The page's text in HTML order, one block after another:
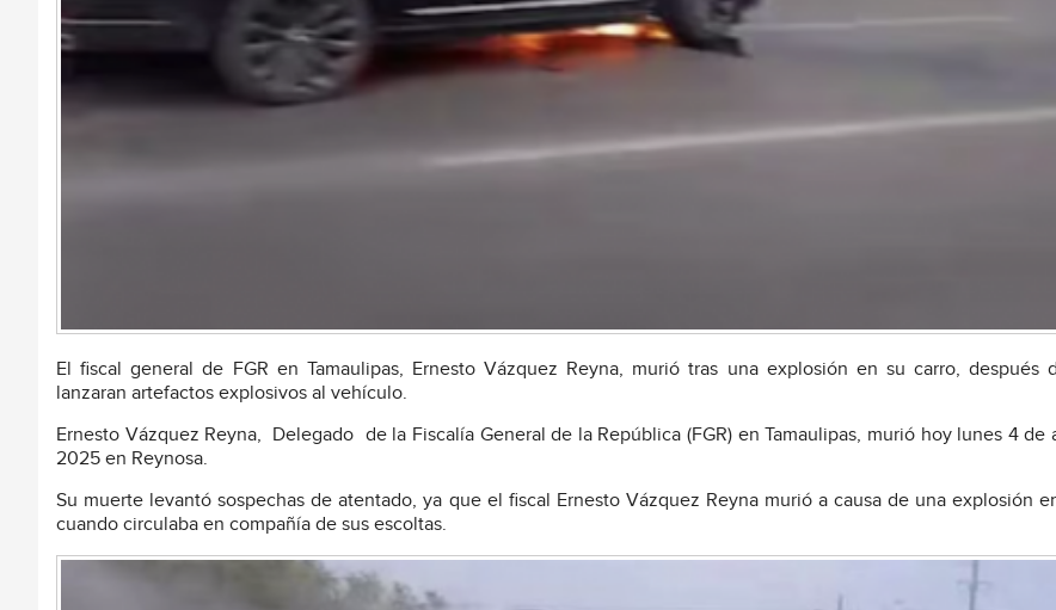
El fiscal general de FGR en Tamaulipas, Ernesto Vázquez Reyna, murió tras una explosión en su carro, después
lanzaran artefactos explosivos al vehículo.
Ernesto Vázquez Reyna, Delegado de la Fiscalía General de la República (FGR) en Tamaulipas, murió hoy lunes 4 de
2025 en Reynosa.
Su muerte levantó sospechas de atentado, ya que el fiscal Ernesto Vázquez Reyna murió a causa de una explosión
cuando circulaba en compañía de sus escoltas.